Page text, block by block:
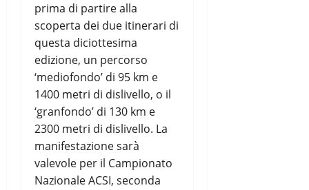
prima di partire alla
scoperta dei due itinerari di
questa diciottesima
edizione, un percorso
‘mediofondo’ di 95 km e
1400 metri di dislivello, o il
‘granfondo’ di 130 km e
2300 metri di dislivello. La
manifestazione sarà
valevole per il Campionato
Nazionale ACSI, seconda